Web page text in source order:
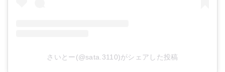
さいとー(@sata.3110)がシェアした投稿